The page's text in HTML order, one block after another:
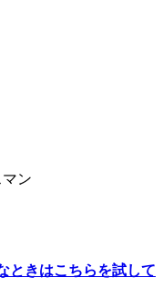
ときはこちらを試して